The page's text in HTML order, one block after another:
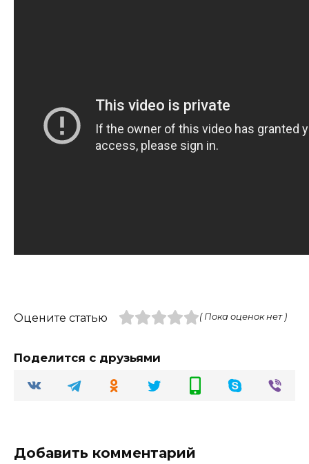
Оцените статью ( Пока оценок нет )
Поделится с друзьями
Добавить комментарий